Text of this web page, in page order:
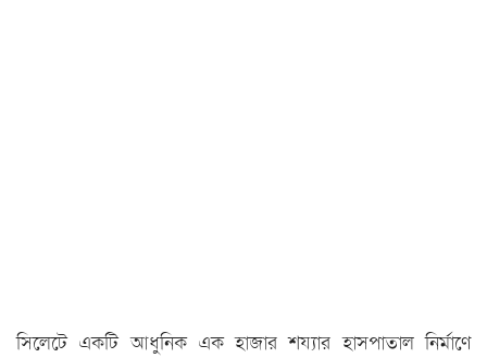
সিলেটে একটি আধুনিক এক হাজার শয্যার হাসপাতাল নির্মাণে